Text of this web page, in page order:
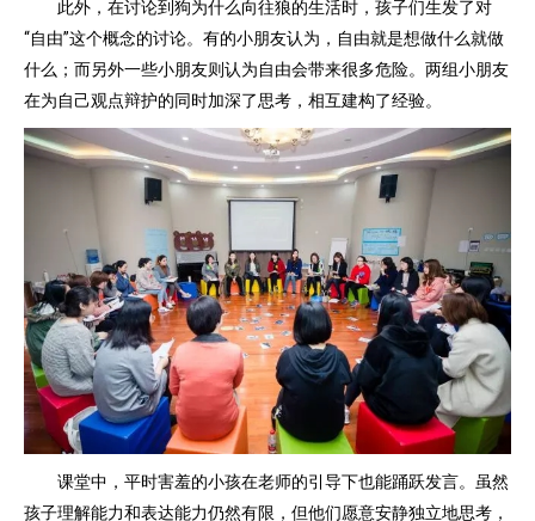
此外，在讨论到狗为什么向往狼的生活时，孩子们生发了对
“自由”这个概念的讨论。有的小朋友认为，自由就是想做什么就做
什么；而另外一些小朋友则认为自由会带来很多危险。两组小朋友
在为自己观点辩护的同时加深了思考，相互建构了经验。
课堂中，平时害羞的小孩在老师的引导下也能踊跃发言。虽然
孩子理解能力和表达能力仍然有限，但他们愿意安静独立地思考，